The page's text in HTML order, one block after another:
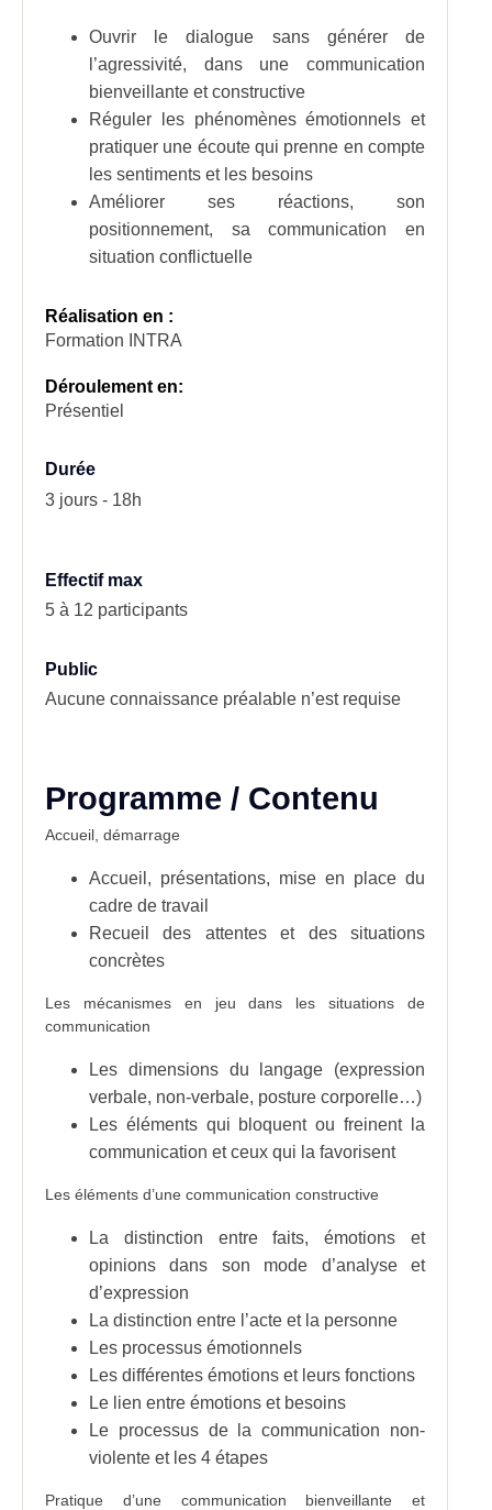
Ouvrir le dialogue sans générer de
l’agressivité, dans une communication
bienveillante et constructive
Réguler les phénomènes émotionnels et
pratiquer une écoute qui prenne en compte
les sentiments et les besoins
Améliorer ses réactions, son
positionnement, sa communication en
situation conflictuelle
Réalisation en :
Formation INTRA
Déroulement en:
Présentiel
Durée
3 jours - 18h
Effectif max
5 à 12 participants
Public
Aucune connaissance préalable n’est requise
Programme / Contenu
Accueil, démarrage
Accueil, présentations, mise en place du
cadre de travail
Recueil des attentes et des situations
concrètes
Les mécanismes en jeu dans les situations de
communication
Les dimensions du langage (expression
verbale, non-verbale, posture corporelle…)
Les éléments qui bloquent ou freinent la
communication et ceux qui la favorisent
Les éléments d’une communication constructive
La distinction entre faits, émotions et
opinions dans son mode d’analyse et
d’expression
La distinction entre l’acte et la personne
Les processus émotionnels
Les différentes émotions et leurs fonctions
Le lien entre émotions et besoins
Le processus de la communication non-
violente et les 4 étapes
Pratique d’une communication bienveillante et